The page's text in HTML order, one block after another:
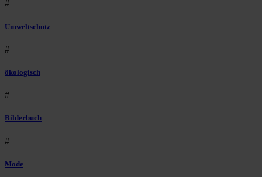
#
Umweltschutz
#
ökologisch
#
Bilderbuch
#
Mode